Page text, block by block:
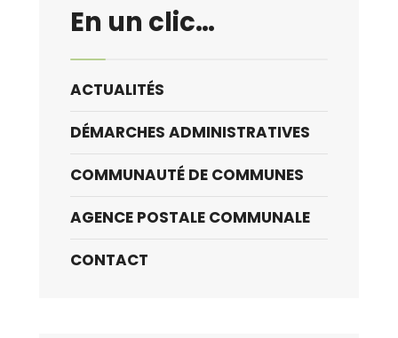
du
25
29
En un clic…
ACTUALITÉS
DÉMARCHES ADMINISTRATIVES
COMMUNAUTÉ DE COMMUNES
AGENCE POSTALE COMMUNALE
CONTACT